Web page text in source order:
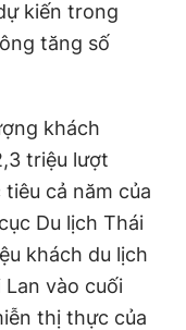
kiến trong
tăng số
khách
triệu lượt
cả năm của
Du lịch Thái
khách du lịch
vào cuối
thị thực của